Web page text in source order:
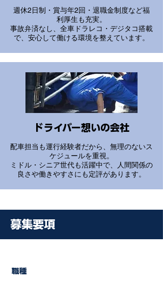
週休2日制・賞与年2回・退職金制度など福
利厚生も充実。
事故弁済なし、全車ドラレコ・デジタコ搭載
で、安心して働ける環境を整えています。
ドライバー想いの会社
配車担当も運行経験者だから、無理のないス
ケジュールを重視。
ミドル・シニア世代も活躍中で、人間関係の
良さや働きやすさにも定評があります。
募集要項
職種